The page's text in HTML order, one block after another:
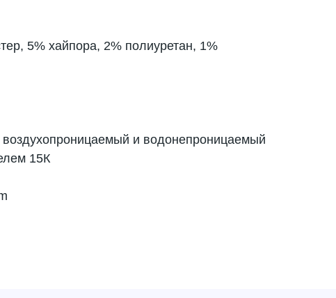
5% хайпора, 2% полиуретан, 1%
и водонепроницаемый
15К